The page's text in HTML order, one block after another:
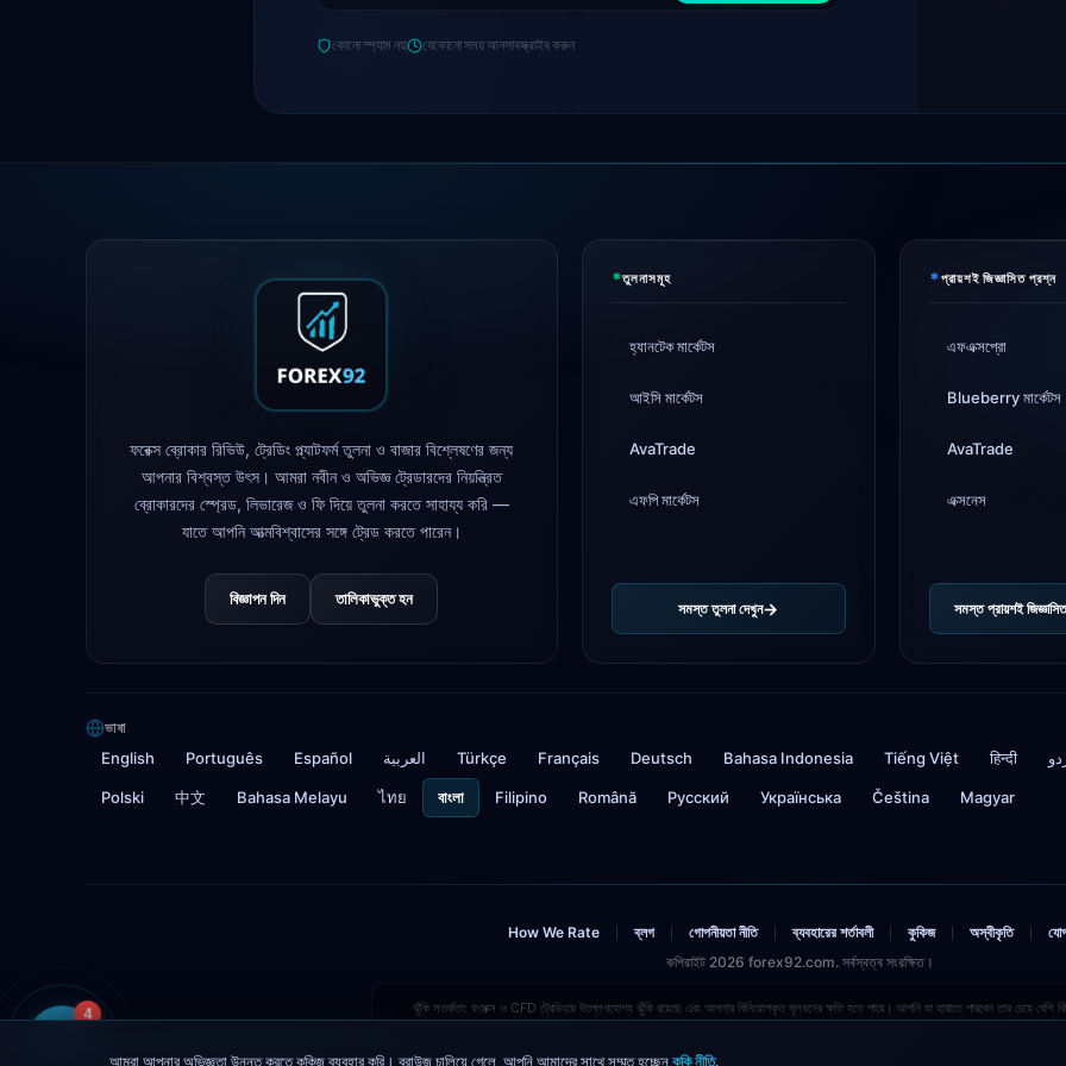
কোনো স্প্যাম নয় যেকোনো সময় আনসাবস্ক্রাইব করুন
FP
Tickmill
ফরেক্স ব্রোকার রিভিউ, ট্রেডিং প্ল্যাটফর্ম তুলনা ও বাজার বিশ্লেষণের জন্য
আপনার বিশ্বস্ত উৎস। আমরা নবীন ও অভিজ্ঞ ট্রেডারদের নিয়ন্ত্রিত
ব্রোকারদের স্প্রেড, লিভারেজ ও ফি দিয়ে তুলনা করতে সাহায্য করি —
যাতে আপনি আত্মবিশ্বাসের সঙ্গে ট্রেড করতে পারেন।
বিজ্ঞাপন দিন তালিকাভুক্ত হন
*তুলনাসমূহ
হ্যানটেক মার্কেটস
আইসি মার্কেটস
AvaTrade
এফপি মার্কেটস
সমস্ত তুলনা দেখুন
*প্রায়শই জিজ্ঞাসিত প্রশ্ন
এফএক্সপ্রো
Blueberry মার্কেটস
AvaTrade
এক্সনেস
সমস্ত প্রায়শই
ভাষা
English Português Español العربية Türkçe Français Deutsch Bahasa Indonesia Tiếng Việt हिन्दी
Polski 中文 Bahasa Melayu ไทย বাংলা Filipino Română Русский Українська Čeština Magyar
How We Rate ব্লগ গোপনীয়তা নীতি ব্যবহারের শর্তাবলী কুকিজ অস্বীকৃতি
কপিরাইট 2026 forex92.com. সর্বস্বত্ব সংরক্ষিত।
ঝুঁকি সতর্কতা: ফরেক্স ও CFD ট্রেডিংয়ে উল্লেখযোগ্য ঝুঁকি রয়েছে এবং আপনার বিনিয়োগকৃত মূলধনের ক্ষতি হতে পারে। আপনি যা হারাতে পারবেন তার চেয়ে বেশি
আমরা আপনার অভিজ্ঞতা উন্নত করতে কুকিজ ব্যবহার করি। ব্রাউজ চালিয়ে গেলে, আপনি আমাদের সাথে সম্মত হচ্ছেনকুকি নীতি.
4